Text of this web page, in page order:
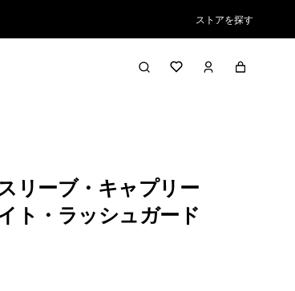
ストアを探す
リーブ・キャプリー
ト・ラッシュガード